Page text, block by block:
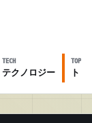
TECH
テクノロジー
TOPICS
ト